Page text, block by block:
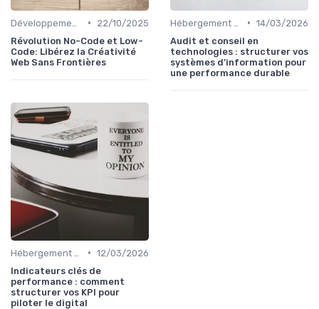
•
22/10/2025
Révolution No-Code et Low-
Code: Libérez la Créativité
Web Sans Frontières
• 14/03/2026
Audit et conseil en
technologies : structurer vos
systèmes d’information pour
une performance durable
• 12/03/2026
Indicateurs clés de
performance : comment
structurer vos KPI pour
piloter le digital